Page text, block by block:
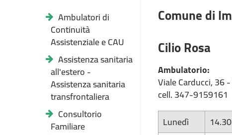
Ambulatori di
Continuità
Assistenziale e CAU
Assistenza sanitaria
all'estero -
Assistenza sanitaria
transfrontaliera
Consultorio
Familiare
Comune di
Cilio Rosa
Ambulatorio:
Viale Carducci, 36
cell. 347-9159161
Lunedì